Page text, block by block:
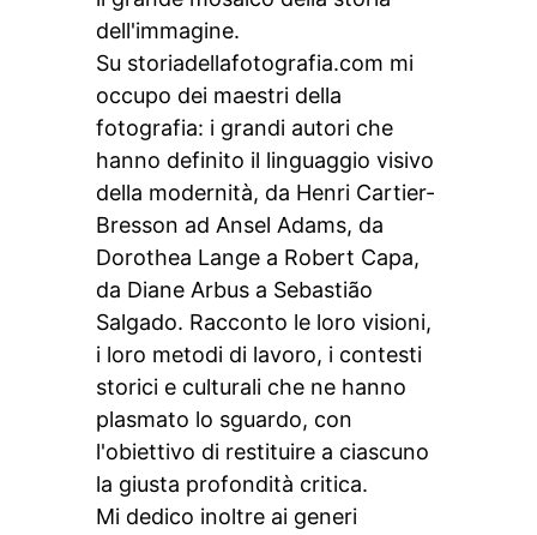
dell'immagine.
Su storiadellafotografia.com mi
occupo dei maestri della
fotografia: i grandi autori che
hanno definito il linguaggio visivo
della modernità, da Henri Cartier-
Bresson ad Ansel Adams, da
Dorothea Lange a Robert Capa,
da Diane Arbus a Sebastião
Salgado. Racconto le loro visioni,
i loro metodi di lavoro, i contesti
storici e culturali che ne hanno
plasmato lo sguardo, con
l'obiettivo di restituire a ciascuno
la giusta profondità critica.
Mi dedico inoltre ai generi